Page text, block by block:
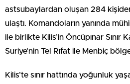
astsubaylardan oluşan 284
ulaştı. Komandoların yanında
ile birlikte Kilis’in Öncüpınar Sınır
Suriye’nin Tel Rıfat ile Menbiç
Kilis’te sınır hattında yoğunluk